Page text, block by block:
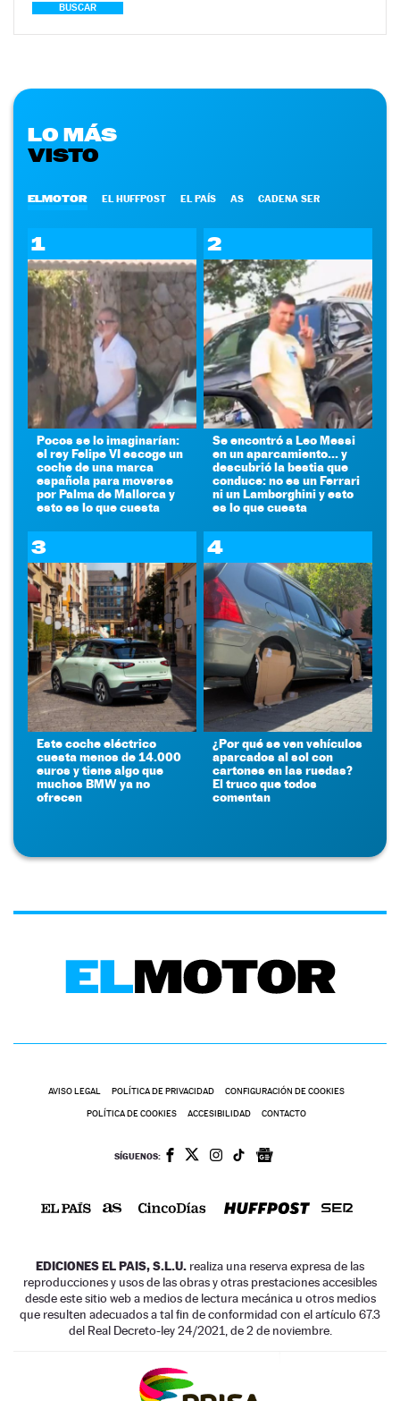
BUSCAR
LO MÁS
VISTO
ELMOTOR EL HUFFPOST EL PAÍS AS CADENA SER
1
Pocos se lo imaginarían:
el rey Felipe VI escoge un
coche de una marca
española para moverse
por Palma de Mallorca y
esto es lo que cuesta
2
Se encontró a Leo Messi
en un aparcamiento... y
descubrió la bestia que
conduce: no es un Ferrari
ni un Lamborghini y esto
es lo que cuesta
3
Este coche eléctrico
cuesta menos de 14.000
euros y tiene algo que
muchos BMW ya no
ofrecen
4
¿Por qué se ven vehículos
aparcados al sol con
cartones en las ruedas?
El truco que todos
comentan
AVISO LEGAL POLÍTICA DE PRIVACIDAD CONFIGURACIÓN DE COOKIES
POLÍTICA DE COOKIES ACCESIBILIDAD CONTACTO
SÍGUENOS:
EDICIONES EL PAIS, S.L.U. realiza una reserva expresa de las
reproducciones y usos de las obras y otras prestaciones accesibles
desde este sitio web a medios de lectura mecánica u otros medios
que resulten adecuados a tal fin de conformidad con el artículo 67.3
del Real Decreto-ley 24/2021, de 2 de noviembre.